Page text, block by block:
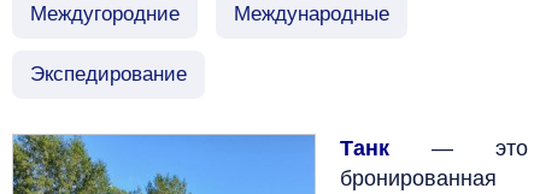
Междугородние Международные
Экспедирование
Танк — это
бронированная